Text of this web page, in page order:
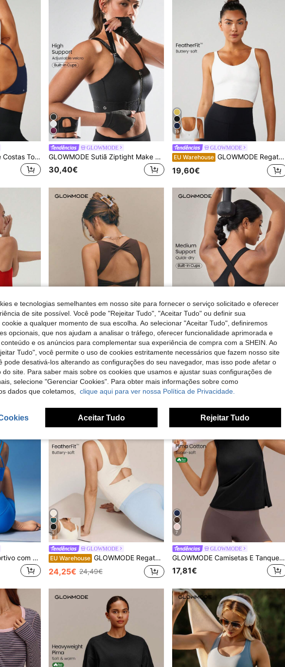
GLOWMODE Regata De Costas Torcidas Featherfit™ Knot Going Anywhere Sem Costas
GLOWMODE
GLOWMODE Sutiã Ziptight Make An Impact com bojo de espuma de secagem rápida e zíper frontal em malha, sutiã esportivo de alto impacto para corrida, treino de academia e atividades físicas
30,40€
19
GLOWMODE
EU Warehouse GLOWMODE Regata curta FeatherFit™ com costas em U para ioga de baixo impacto, uso diário, outono e inverno
19,60€
Impacto para Yoga Diário
6
GLOWMODE
GLOWMODE Top cropped FeatherFit™ Active Ambition, macio como manteiga, com decote quadrado, costas abertas torcidas e bojos removíveis. Ideal para yoga, prática de ioga e uso diário.
24,49€
GLOWMODE
GLOWMODE Sutiã esportivo de gola quadrada, impacto médio, corrida, academia, treinamento, diário, secagem rápida, absorção de umidade
27,22€ 27,49€
GLOWMODE Sutiã esportivo com alça cruzada FeatherFit™
5
GLOWMODE
EU Warehouse GLOWMODE Regata longa FeatherFit™ Soft Win, macia como manteiga, com decote coração, costas abertas torcidas e bojos removíveis. Ideal para uso diário em estúdios de ioga.
24,25€ 24,49€
7
GLOWMODE
GLOWMODE Camisetas E Tanques Esportivos Para Mulheres
17,81€
e tecnologias semelhantes em nosso site para fornecer o serviço solicitado e oferecer
de site possível. Você pode "Rejeitar Tudo", "Aceitar Tudo" ou definir sua
a qualquer momento de sua escolha. Ao selecionar "Aceitar Tudo", definiremos
opcionais, que nos ajudam a analisar o tráfego, oferecer funcionalidade aprimorada e
e os anúncios para complementar sua experiência de compra com a SHEIN. Ao
Tudo", você permite o uso de cookies estritamente necessários que fazem nosso site
pode desativá-los alterando as configurações do seu navegador, mas isso pode afetar o
do site. Para saber mais sobre os cookies que usamos e ajustar suas configurações de
selecione "Gerenciar Cookies". Para obter mais informações sobre como
dados que coletamos, clique aqui para ver nossa Política de Privacidade.
Aceitar Tudo Rejeitar Tudo